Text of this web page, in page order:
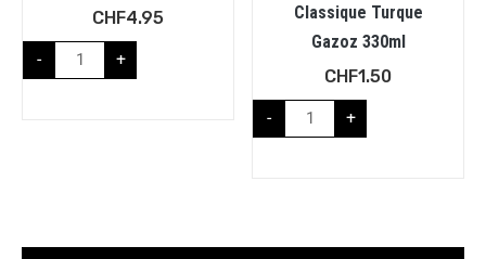
CHF4.95
- +
Classique Turque
Gazoz 330ml
CHF1.50
- +